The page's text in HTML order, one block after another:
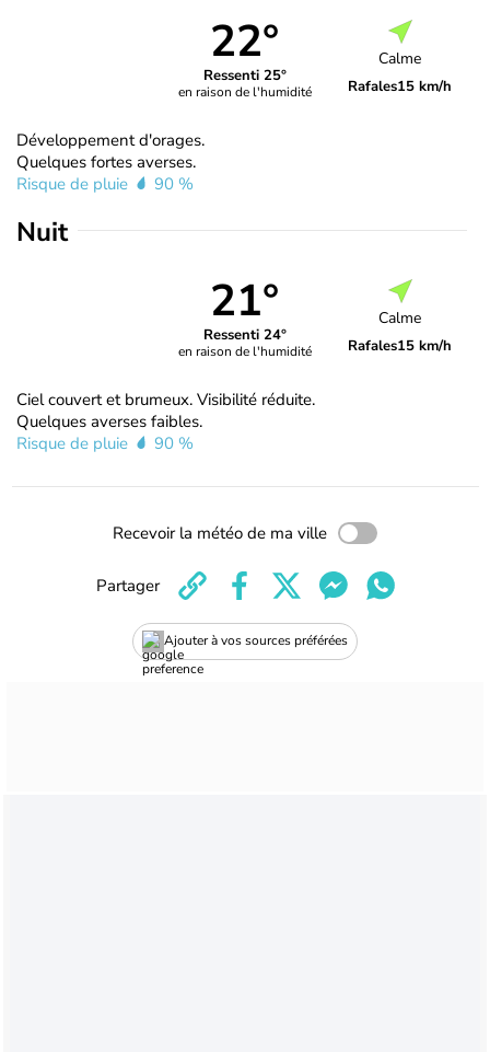
22°
Ressenti 25°
en raison de l'humidité
Calme
Rafales15 km/h
Développement d'orages.
Quelques fortes averses.
Risque de pluie
90 %
Nuit
21°
Ressenti 24°
en raison de l'humidité
Calme
Rafales15 km/h
Ciel couvert et brumeux. Visibilité réduite.
Quelques averses faibles.
Risque de pluie
90 %
Recevoir la météo de ma ville
Ajouter à vos sources préférées
Partager